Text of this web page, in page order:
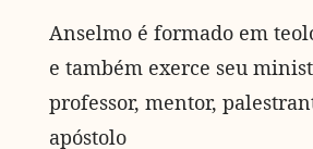
Anselmo é formado em
e também exerce seu
professor, mentor,
apóstolo